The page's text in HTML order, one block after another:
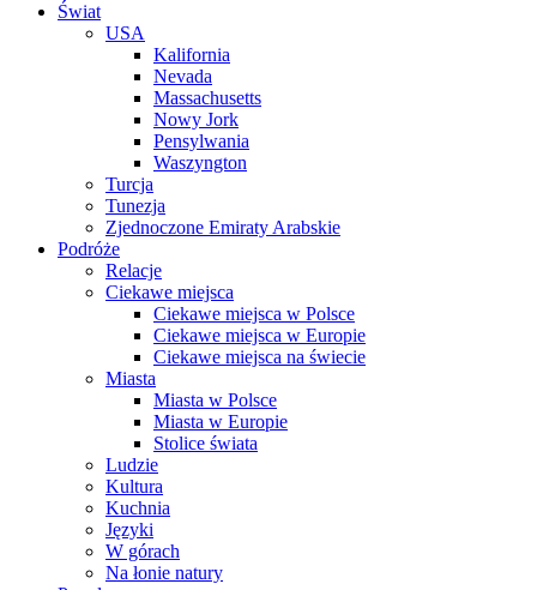
Świat
USA
Kalifornia
Nevada
Massachusetts
Nowy Jork
Pensylwania
Waszyngton
Turcja
Tunezja
Zjednoczone Emiraty Arabskie
Podróże
Relacje
Ciekawe miejsca
Ciekawe miejsca w Polsce
Ciekawe miejsca w Europie
Ciekawe miejsca na świecie
Miasta
Miasta w Polsce
Miasta w Europie
Stolice świata
Ludzie
Kultura
Kuchnia
Języki
W górach
Na łonie natury